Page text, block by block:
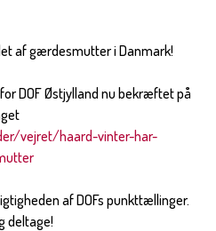
af gærdesmutter i Danmark!
DOF Østjylland nu bekræftet på
vejret/haard-vinter-har-
af DOFs punkttællinger.
deltage!